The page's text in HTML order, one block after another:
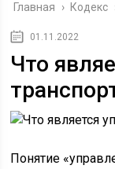
Главная › Кодекс
01.11.2022
Что
Понятие